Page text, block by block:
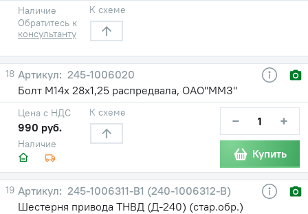
Наличие
Обратитесь к
консультанту
К схеме
18
245-1006020
Болт М14х 28х1,25 распредвала, ОАО"ММЗ"
Наличие
Цена с НДС
990 руб.
К схеме − +
Купить
19
245-1006311-В1 (240-1006312-В)
Шестерня привода ТНВД (Д-240) (стар.обр.)